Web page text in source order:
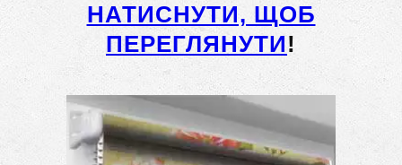
НАТИСНУТИ, ЩОБ
ПЕРЕГЛЯНУТИ!